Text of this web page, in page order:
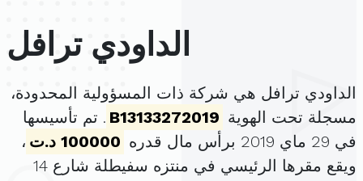
الداودي ترافل
الداودي ترافل هي شركة ذات المسؤولية المحدودة،
مسجلة تحت الهوية B13133272019 . تم تأسيسها
في 29 ماي 2019 برأس مال قدره
100000 د.ت
،
ويقع مقرها الرئيسي في منتزه سفيطلة شارع 14